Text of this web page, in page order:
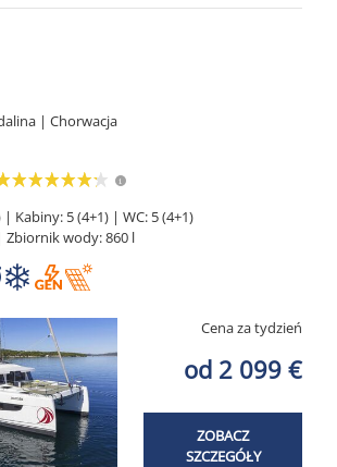
| Chorwacja
Kabiny: 5 (4+1) | WC: 5 (4+1)
Zbiornik wody: 860 l
Cena za tydzień
od 2 099 €
ZOBACZ
SZCZEGÓŁY